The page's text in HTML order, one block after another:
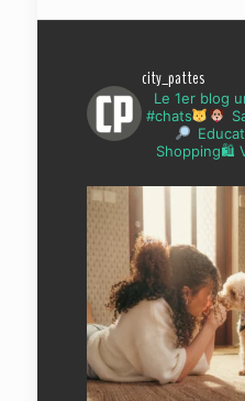
city_pattes
Le 1er blog
#chats
Shopping🛍